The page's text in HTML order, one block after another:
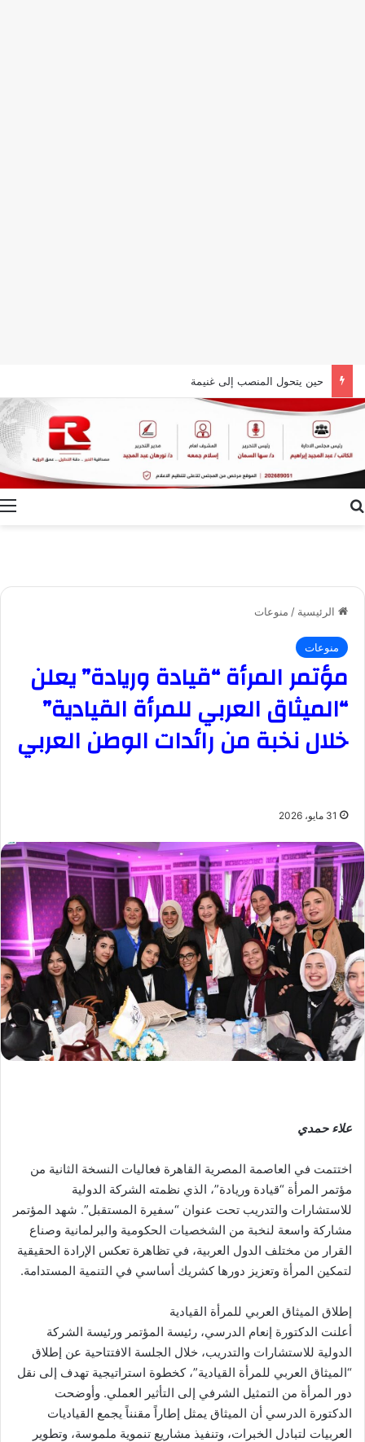
حين يتحول المنصب إلى غنيمة
الرئيسية / منوعات
منوعات
مؤتمر المرأة “قيادة وريادة” يعلن
“الميثاق العربي للمرأة القيادية”
خلال نخبة من رائدات الوطن العربي
31 مايو، 2026
علاء حمدي
اختتمت في العاصمة المصرية القاهرة فعاليات النسخة الثانية من
مؤتمر المرأة “قيادة وريادة”، الذي نظمته الشركة الدولية
للاستشارات والتدريب تحت عنوان “سفيرة المستقبل”. شهد المؤتمر
مشاركة واسعة لنخبة من الشخصيات الحكومية والبرلمانية وصناع
القرار من مختلف الدول العربية، في تظاهرة تعكس الإرادة الحقيقية
لتمكين المرأة وتعزيز دورها كشريك أساسي في التنمية المستدامة.
إطلاق الميثاق العربي للمرأة القيادية
أعلنت الدكتورة إنعام الدرسي، رئيسة المؤتمر ورئيسة الشركة
الدولية للاستشارات والتدريب، خلال الجلسة الافتتاحية عن إطلاق
“الميثاق العربي للمرأة القيادية”، كخطوة استراتيجية تهدف إلى نقل
دور المرأة من التمثيل الشرفي إلى التأثير العملي. وأوضحت
الدكتورة الدرسي أن الميثاق يمثل إطاراً مقنناً يجمع القياديات
العربيات لتبادل الخبرات، وتنفيذ مشاريع تنموية ملموسة، وتطوير